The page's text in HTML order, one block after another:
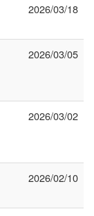
2026/03/18
2026/03/05
2026/03/02
2026/02/10